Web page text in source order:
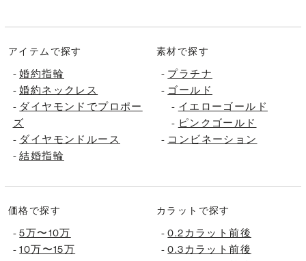
アイテムで探す
-婚約指輪
-婚約ネックレス
- ダイヤモンドでプロポー
ズ
- ダイヤモンドルース
-結婚指輪
素材で探す
- プラチナ
- ゴールド
- イエローゴールド
- ピンクゴールド
- コンビネーション
価格で探す
-5万〜10万
-10万〜15万
カラットで探す
-0.2カラット前後
-0.3カラット前後